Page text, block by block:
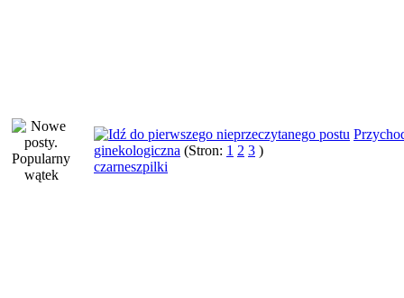
ginekologiczna (Stron: 1 2 3 )
czarneszpilki